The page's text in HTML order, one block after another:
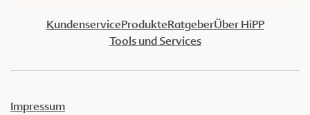
KundenserviceProdukteRatgeberÜber HiPP
Tools und Services
Impressum